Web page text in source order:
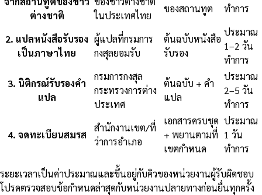
ต่างชาติ
ในประเทศไทย
ของสถานทูต
ทำการ
2. แปลหนังสือรับรอง
เป็นภาษาไทย
ผู้แปลที่กรมการ
กงสุลยอมรับ
ต้นฉบับหนังสือ
รับรอง
ประมาณ
1–2 วัน
ทำการ
3. นิติกรณ์รับรองคำ
แปล
กรมการกงสุล
กระทรวงการต่าง
ประเทศ
ต้นฉบับ + คำ
แปล
ประมาณ
2–5 วัน
ทำการ
4. จดทะเบียนสมรส
สำนักงานเขต/ที่
ว่าการอำเภอ
เอกสารครบชุด
+ พยานตามที่
เขตกำหนด
ประมาณ
1 วัน
ทำการ
ระยะเวลาเป็นค่าประมาณและขึ้นอยู่กับคิวของหน่วยงานผู้รับผิดชอบ
โปรดตรวจสอบข้อกำหนดล่าสุดกับหน่วยงานปลายทางก่อนยื่นทุกครั้ง